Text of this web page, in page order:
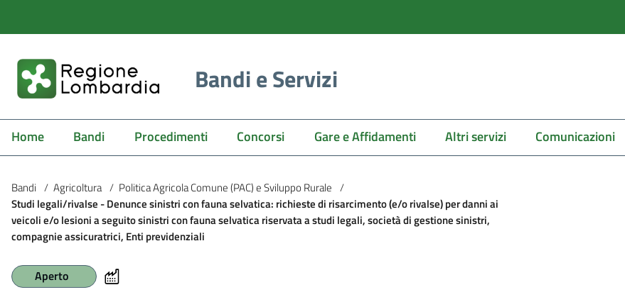
Bandi e Servizi
Home Bandi Procedimenti Concorsi Gare e Affidamenti Altri servizi Comunicazioni
Bandi / Agricoltura / Politica Agricola Comune (PAC) e Sviluppo Rurale /
Studi legali/rivalse - Denunce sinistri con fauna selvatica: richieste di risarcimento (e/o rivalse) per danni ai
veicoli e/o lesioni a seguito sinistri con fauna selvatica riservata a studi legali, società di gestione sinistri,
compagnie assicuratrici, Enti previdenziali
Aperto